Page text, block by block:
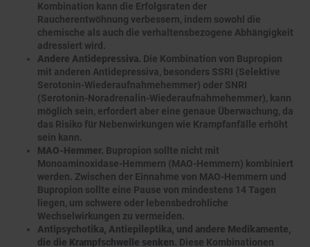
Kombination kann die Erfolgsraten der
Raucherentwöhnung verbessern, indem sowohl die
chemische als auch die verhaltensbezogene Abhängigkeit
adressiert wird.
Andere Antidepressiva. Die Kombination von Bupropion
mit anderen Antidepressiva, besonders SSRI (Selektive
Serotonin-Wiederaufnahmehemmer) oder SNRI
(Serotonin-Noradrenalin-Wiederaufnahmehemmer), kann
möglich sein, erfordert aber eine genaue Überwachung, da
das Risiko für Nebenwirkungen wie Krampfanfälle erhöht
sein kann.
MAO-Hemmer. Bupropion sollte nicht mit
Monoaminoxidase-Hemmern (MAO-Hemmern) kombiniert
werden. Zwischen der Einnahme von MAO-Hemmern und
Bupropion sollte eine Pause von mindestens 14 Tagen
liegen, um schwere oder lebensbedrohliche
Wechselwirkungen zu vermeiden.
Antipsychotika, Antiepileptika, und andere Medikamente,
die die Krampfschwelle senken. Diese Kombinationen